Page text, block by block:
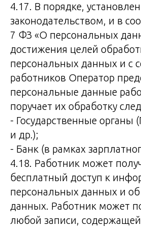
4.17. В порядке,
законодательством, и в
7 ФЗ «О персональных
достижения целей
персональных данных и с
работников Оператор
персональные данные
поручает их обработку
- Государственные
и др.);
- Банк (в рамках
4.18. Работник может
бесплатный доступ к
персональных данных и об
данных. Работник может
любой записи, содержащей